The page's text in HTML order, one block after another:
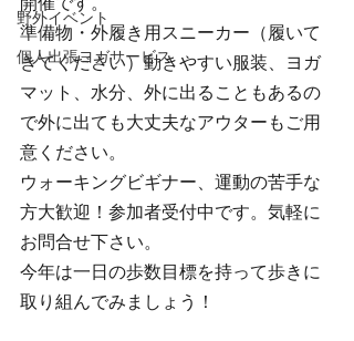
野外イベント
個人出張ヨガサービス
準備物・外履き用スニーカー（履いて
きてください）動きやすい服装、ヨガ
マット、水分、外に出ることもあるの
で外に出ても大丈夫なアウターもご用
意ください。
ウォーキングビギナー、運動の苦手な
方大歓迎！参加者受付中です。気軽に
お問合せ下さい。
今年は一日の歩数目標を持って歩きに
取り組んでみましょう！